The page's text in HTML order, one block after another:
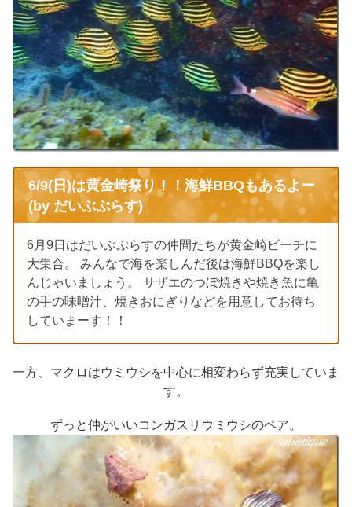
6/9(日)は黄金崎祭り！！海鮮BBQもあるよー
(by だいぶぷらす)
6月9日はだいぶぷらすの仲間たちが黄金崎ビーチに
大集合。 みんなで海を楽しんだ後は海鮮BBQを楽し
んじゃいましょう。 サザエのつぼ焼きや焼き魚に亀
の手の味噌汁、焼きおにぎりなどを用意してお待ち
していまーす！！
一方、マクロはウミウシを中心に相変わらず充実していま
す。
ずっと仲がいいコンガスリウミウシのペア。